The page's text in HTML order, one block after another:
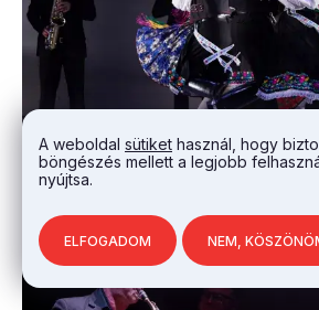
A weboldal sütiket használ, hogy
böngészés mellett a legjobb
nyújtsa.
ELFOGADOM NEM,